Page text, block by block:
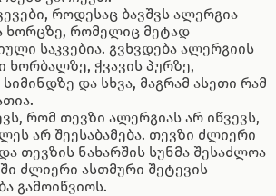
როდესაც ბავშვს ალერგია
ხორცზე, რომელიც მეტად
საკვებია. გვხვდება ალერგიის
ხორბალზე, ჭვავის პურზე,
სიმინდზე და სხვა, მაგრამ ასეთი რამ
რომ თევზი ალერგიას არ იწვევს,
არ შეესაბამება. თევზი ძლიერი
თევზის ნახარშის სუნმა შესაძლოა
ძლიერი ასთმური შეტევის
გამოიწვიოს.